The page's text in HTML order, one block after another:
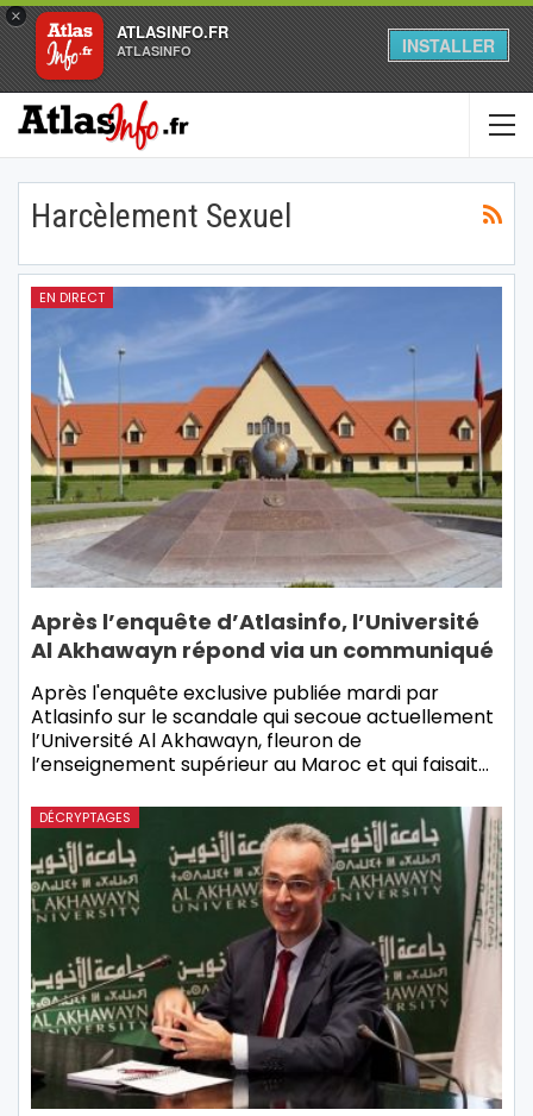
×
ATLASINFO.FR
ATLASINFO INSTALLER
Harcèlement Sexuel
EN DIRECT
Après l’enquête d’Atlasinfo, l’Université
Al Akhawayn répond via un communiqué
Après l'enquête exclusive publiée mardi par
Atlasinfo sur le scandale qui secoue actuellement
l’Université Al Akhawayn, fleuron de
l’enseignement supérieur au Maroc et qui faisait…
DÉCRYPTAGES